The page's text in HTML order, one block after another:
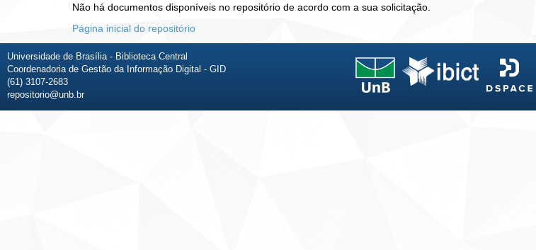
Não há documentos disponíveis no repositório de acordo com a sua solicitação.
Página inicial do repositório
Universidade de Brasília - Biblioteca Central
Coordenadoria de Gestão da Informação Digital - GID
(61) 3107-2683
repositorio@unb.br